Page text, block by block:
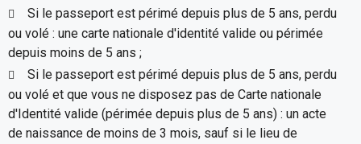
Si le passeport est périmé depuis plus de 5 ans, perdu
ou volé : une carte nationale d'identité valide ou périmée
depuis moins de 5 ans ;
Si le passeport est périmé depuis plus de 5 ans, perdu
ou volé et que vous ne disposez pas de Carte nationale
d'Identité valide (périmée depuis plus de 5 ans) : un acte
de naissance de moins de 3 mois, sauf si le lieu de